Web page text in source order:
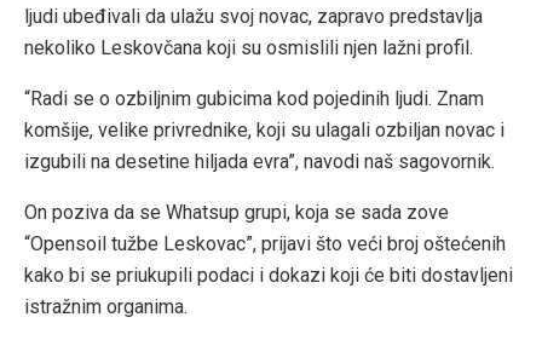
ljudi ubeđivali da ulažu svoj novac, zapravo predstavlja
nekoliko Leskovčana koji su osmislili njen lažni profil.
“Radi se o ozbiljnim gubicima kod pojedinih ljudi. Znam
komšije, velike privrednike, koji su ulagali ozbiljan novac i
izgubili na desetine hiljada evra”, navodi naš sagovornik.
On poziva da se Whatsup grupi, koja se sada zove
“Opensoil tužbe Leskovac”, prijavi što veći broj oštećenih
kako bi se priukupili podaci i dokazi koji će biti dostavljeni
istražnim organima.